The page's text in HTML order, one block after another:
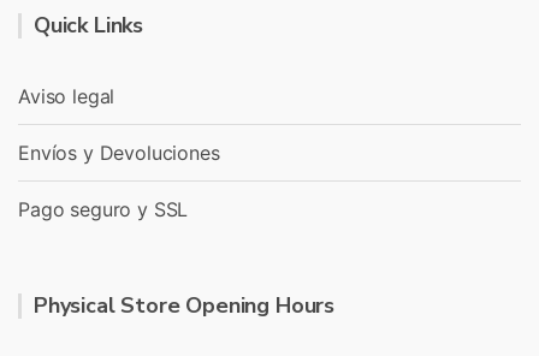
Quick Links
Aviso legal
Envíos y Devoluciones
Pago seguro y SSL
Physical Store Opening Hours